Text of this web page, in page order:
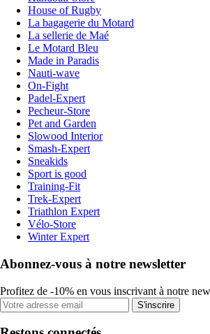
House of Rugby
La bagagerie du Motard
La sellerie de Maé
Le Motard Bleu
Made in Paradis
Nauti-wave
On-Fight
Padel-Expert
Pecheur-Store
Pet and Garden
Slowood Interior
Smash-Expert
Sneakids
Sport is good
Training-Fit
Trek-Expert
Triathlon Expert
Vélo-Store
Winter Expert
Abonnez-vous à notre newsletter
Profitez de -10% en vous inscrivant à notre
S'inscrire